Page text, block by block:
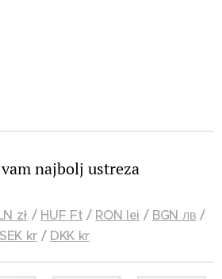
najbolj ustreza
zł / HUF Ft / RON lei / BGN лв /
SEK kr/ DKK kr